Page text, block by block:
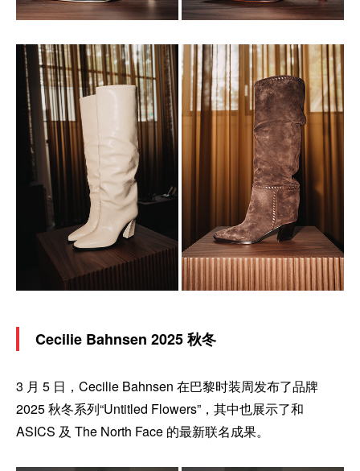
Cecilie Bahnsen 2025 秋冬
3 月 5 日，Cecilie Bahnsen 在巴黎时装周发布了品牌
2025 秋冬系列“Untitled Flowers”，其中也展示了和
ASICS 及 The North Face 的最新联名成果。